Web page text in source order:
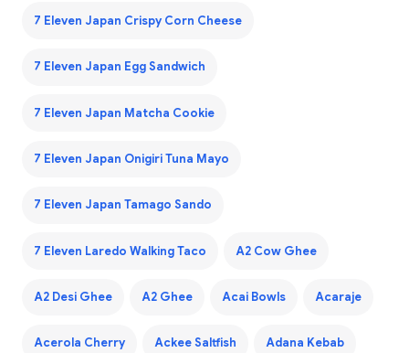
7 Eleven Japan Crispy Corn Cheese
7 Eleven Japan Egg Sandwich
7 Eleven Japan Matcha Cookie
7 Eleven Japan Onigiri Tuna Mayo
7 Eleven Japan Tamago Sando
7 Eleven Laredo Walking Taco A2 Cow Ghee
A2 Desi Ghee A2 Ghee Acai Bowls Acaraje
Acerola Cherry Ackee Saltfish Adana Kebab